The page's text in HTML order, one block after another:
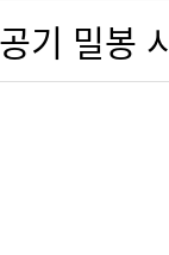
기 밀봉